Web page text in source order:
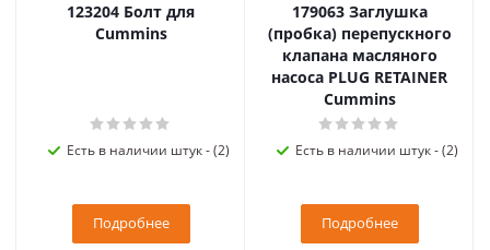
123204 Болт для
Cummins
Есть в наличии штук - (2)
Подробнее
179063 Заглушка
(пробка) перепускного
клапана масляного
насоса PLUG RETAINER
Cummins
Есть в наличии штук - (2)
Подробнее